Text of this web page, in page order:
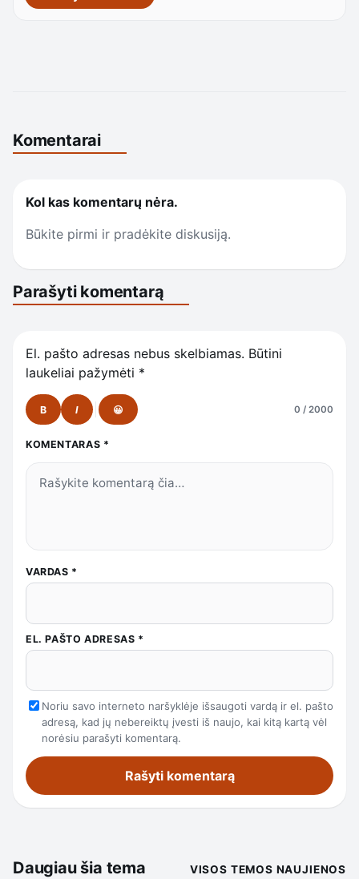
Komentarai
Kol kas komentarų nėra.
Būkite pirmi ir pradėkite diskusiją.
Parašyti komentarą
El. pašto adresas nebus skelbiamas. Būtini
laukeliai pažymėti *
B I 😀 0 / 2000
KOMENTARAS *
VARDAS *
EL. PAŠTO ADRESAS *
Noriu savo interneto naršyklėje išsaugoti vardą ir el. pašto
adresą, kad jų nebereiktų įvesti iš naujo, kai kitą kartą vėl
norėsiu parašyti komentarą.
Daugiau šia tema VISOS TEMOS NAUJIENOS